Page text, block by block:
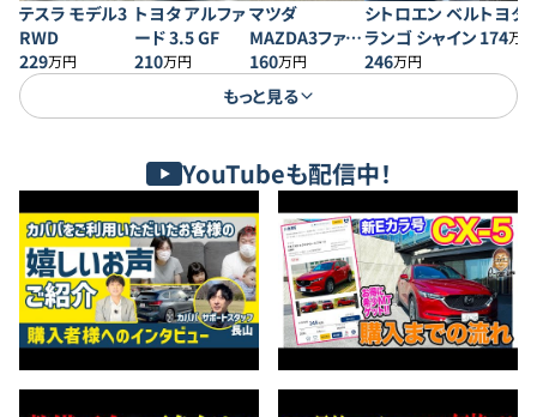
テスラ モデル3
RWD
229万円
トヨタ アルファ
ード 3.5 GF
210万円
マツダ
MAZDA3ファス
トバック 20S プ
ロアクティブ
160万円
シトロエン ベル
ランゴ シャイン
246万円
トヨタ
174万円
もっと見る
YouTubeも配信中！